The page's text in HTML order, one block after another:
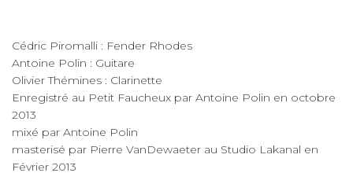
Cédric Piromalli : Fender Rhodes
Antoine Polin : Guitare
Olivier Thémines : Clarinette
Enregistré au Petit Faucheux par Antoine Polin en octobre
2013
mixé par Antoine Polin
masterisé par Pierre VanDewaeter au Studio Lakanal en
Février 2013